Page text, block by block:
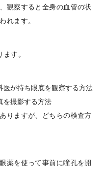
観察すると全身の血管の状
れます。
す。
医が持ち眼底を観察する方法
を撮影する方法
りますが、どちらの検査方
薬を使って事前に瞳孔を開